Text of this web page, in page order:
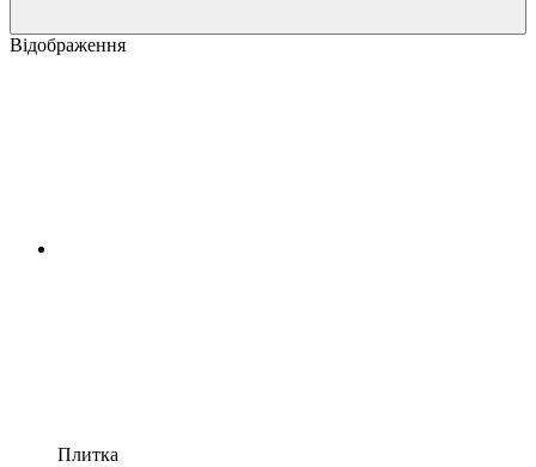
Відображення
Плитка